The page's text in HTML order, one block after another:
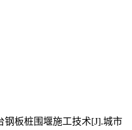
钢板桩围堰施工技术[J].城市